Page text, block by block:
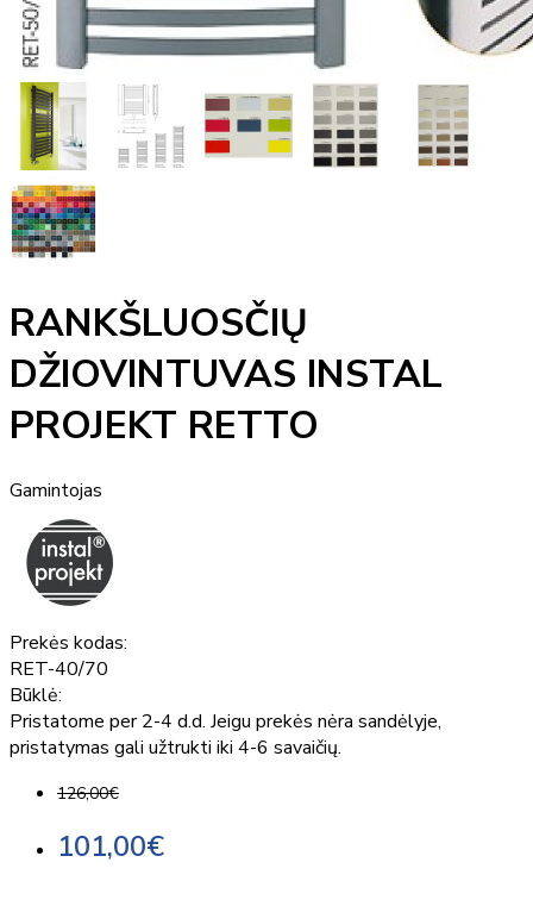
RANKŠLUOSČIŲ
DŽIOVINTUVAS INSTAL
PROJEKT RETTO
Gamintojas
Prekės kodas:
RET-40/70
Būklė:
Pristatome per 2-4 d.d. Jeigu prekės nėra sandėlyje,
pristatymas gali užtrukti iki 4-6 savaičių.
126,00€
101,00€